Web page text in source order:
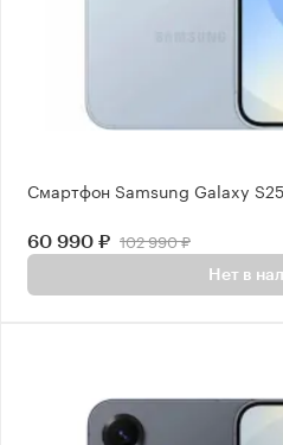
Смартфон Samsung Galaxy
60 990 ₽ 102 990 ₽
Нет в